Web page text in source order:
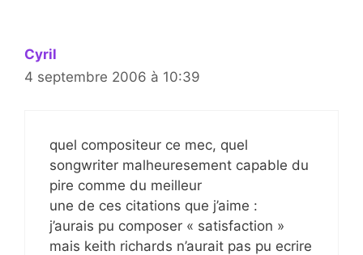
Cyril
4 septembre 2006 à 10:39
quel compositeur ce mec, quel
songwriter malheuresement capable du
pire comme du meilleur
une de ces citations que j’aime :
j’aurais pu composer « satisfaction »
mais keith richards n’aurait pas pu ecrire